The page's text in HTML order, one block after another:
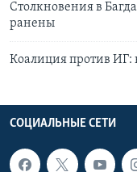
Столкновения в
ранены
Коалиция против ИГ:
СОЦИАЛЬНЫЕ СЕТИ